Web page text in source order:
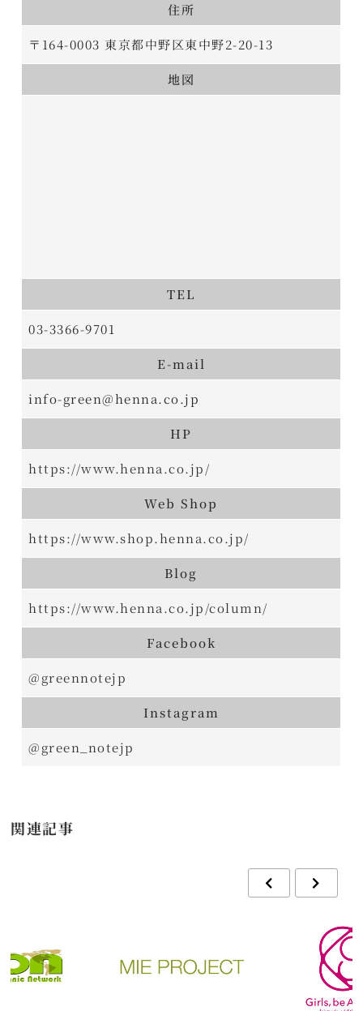
住所
〒164-0003 東京都中野区東中野2-20-13
地図
TEL
03-3366-9701
E-mail
info-green@henna.co.jp
HP
https://www.henna.co.jp/
Web Shop
https://www.shop.henna.co.jp/
Blog
https://www.henna.co.jp/column/
Facebook
@greennotejp
Instagram
@green_notejp
関連記事